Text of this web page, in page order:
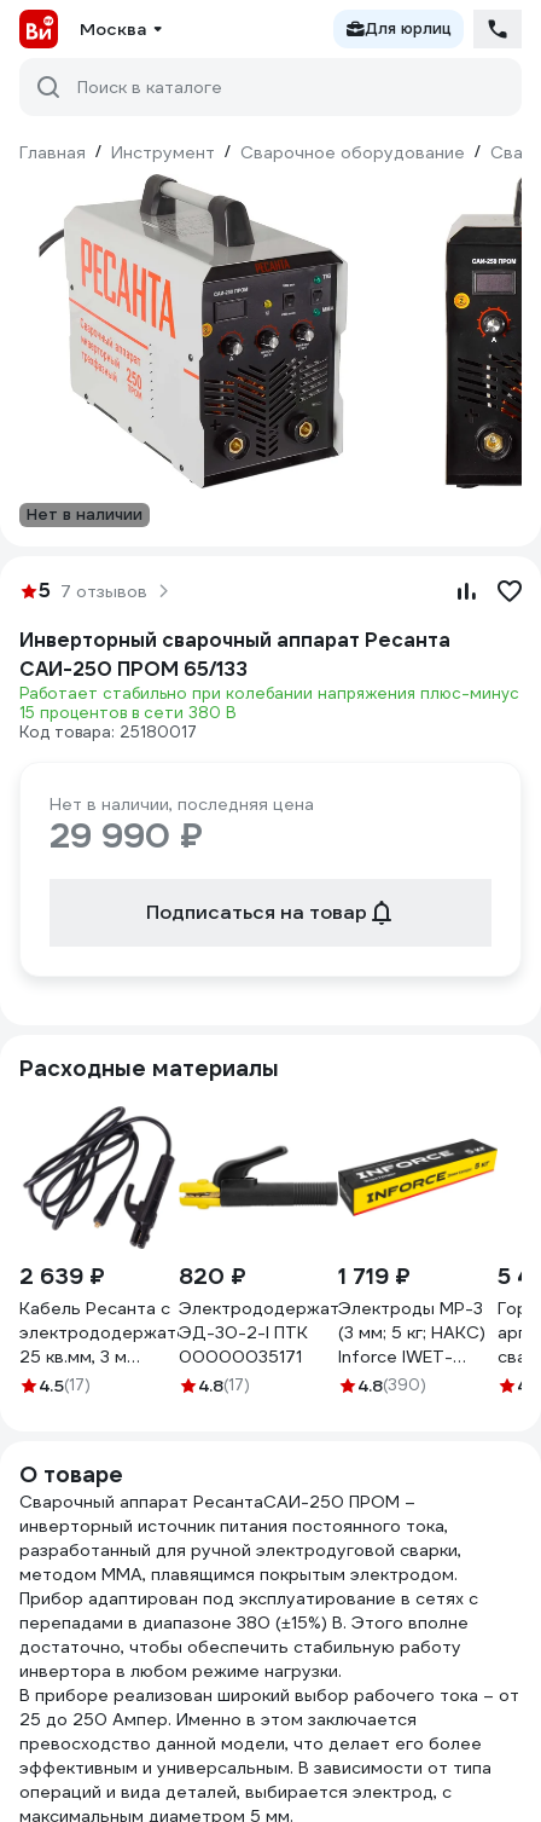
Москва Для юрлиц
Поиск в каталоге
Главная / Инструмент / Сварочное оборудование /
Нет в наличии
5 7 отзывов
Инверторный сварочный аппарат Ресанта
САИ-250 ПРОМ 65/133
Работает стабильно при колебании напряжения плюс-минус
15 процентов в сети 380 В
Код товара: 25180017
Нет в наличии, последняя цена
29 990 ₽
Подписаться на товар
Расходные материалы
2 639 ₽
Кабель Ресанта с
электрододержателем
25 кв.мм, 3 м
71/6/44
4.5(17)
820 ₽
Электрододержатель
ЭД-30-2-I ПТК
00000035171
4.8(17)
1 719 ₽
Электроды МР-3
(3 мм; 5 кг; НАКС)
Inforce IWET-
3050M
4.8(390)
5
А 4.4
О товаре
Сварочный аппарат РесантаСАИ-250 ПРОМ –
инверторный источник питания постоянного тока,
разработанный для ручной электродуговой сварки,
методом ММА, плавящимся покрытым электродом.
Прибор адаптирован под эксплуатирование в сетях с
перепадами в диапазоне 380 (±15%) В. Этого вполне
достаточно, чтобы обеспечить стабильную работу
инвертора в любом режиме нагрузки.
В приборе реализован широкий выбор рабочего тока – от
25 до 250 Ампер. Именно в этом заключается
превосходство данной модели, что делает его более
эффективным и универсальным. В зависимости от типа
операций и вида деталей, выбирается электрод, с
максимальным диаметром 5 мм.